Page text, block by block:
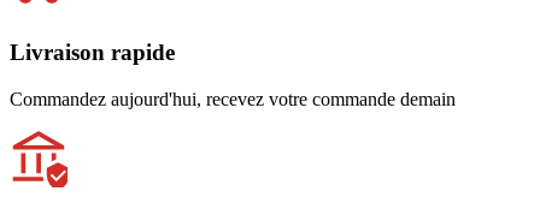
Livraison rapide
Commandez aujourd'hui, recevez votre commande demain